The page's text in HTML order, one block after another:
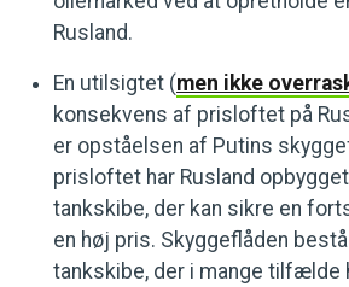
Rusland.
En utilsigtet (men ikke
konsekvens af prisloftet på
er opståelsen af Putins
prisloftet har Rusland
tankskibe, der kan sikre en
en høj pris. Skyggeflåden
tankskibe, der i mange tilfælde